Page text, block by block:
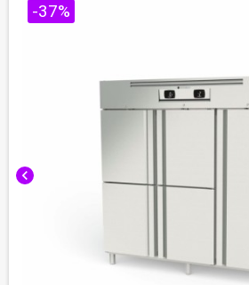
chevron_left
-37%